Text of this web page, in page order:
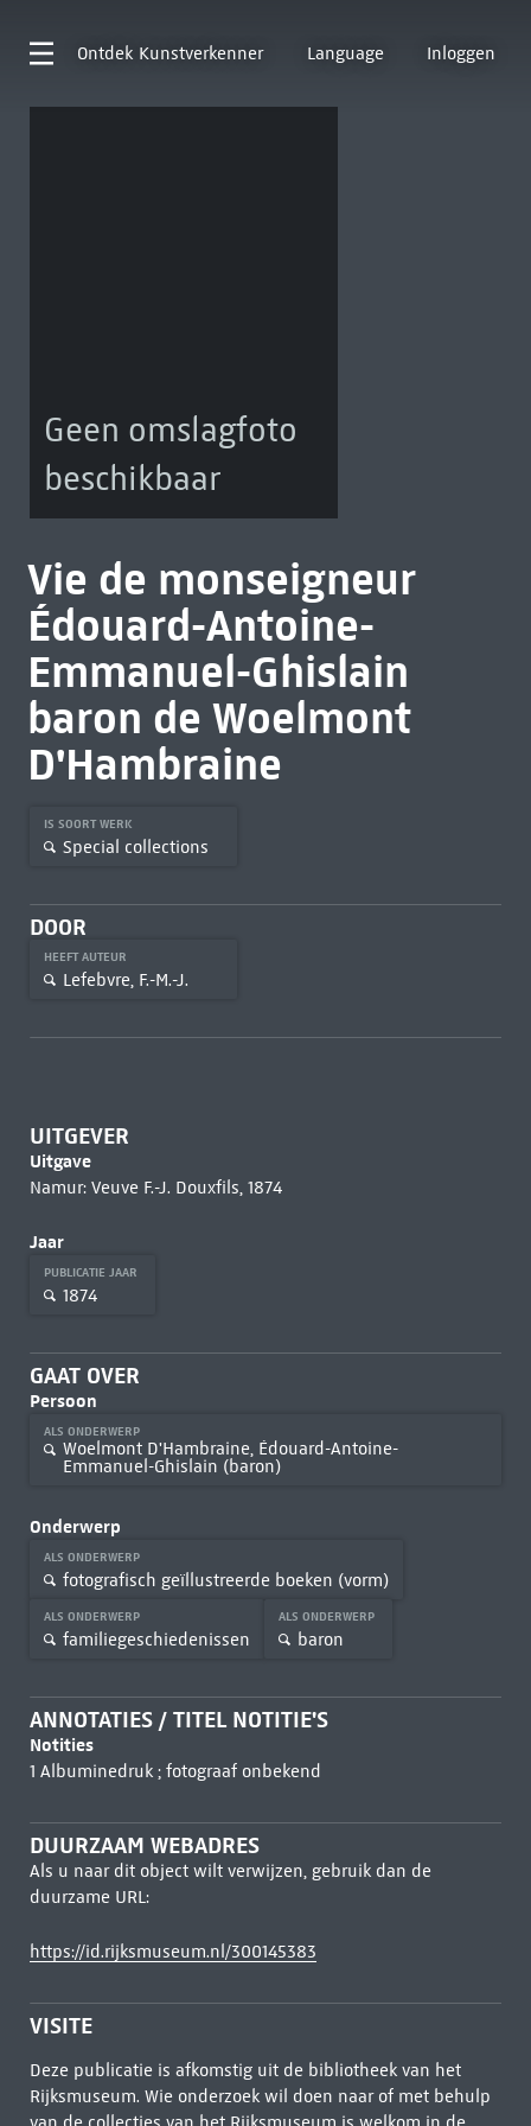
Ontdek Kunstverkenner Language Inloggen
Geen omslagfoto
beschikbaar
Vie de monseigneur
Édouard-Antoine-
Emmanuel-Ghislain
baron de Woelmont
D'Hambraine
IS SOORT WERK
Special collections
DOOR
HEEFT AUTEUR
Lefebvre, F.-M.-J.
UITGEVER
Uitgave
Namur: Veuve F.-J. Douxfils, 1874
Jaar
PUBLICATIE JAAR
1874
GAAT OVER
Persoon
ALS ONDERWERP
Woelmont D'Hambraine, Édouard-Antoine-
Emmanuel-Ghislain (baron)
Onderwerp
ALS ONDERWERP
fotografisch geïllustreerde boeken (vorm)
ALS ONDERWERP
familiegeschiedenissen
ALS ONDERWERP
baron
ANNOTATIES / TITEL NOTITIE'S
Notities
1 Albuminedruk ; fotograaf onbekend
DUURZAAM WEBADRES
Als u naar dit object wilt verwijzen, gebruik dan de
duurzame URL:
https://id.rijksmuseum.nl/300145383
VISITE
Deze publicatie is afkomstig uit de bibliotheek van het
Rijksmuseum. Wie onderzoek wil doen naar of met behulp